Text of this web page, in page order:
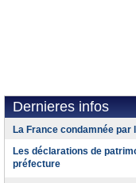
Dernieres infos
La France condamnée
Les déclarations de
préfecture